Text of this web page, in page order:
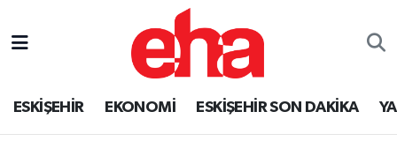
ESKİŞEHİR EKONOMİ ESKİŞEHİR SON DAKİKA